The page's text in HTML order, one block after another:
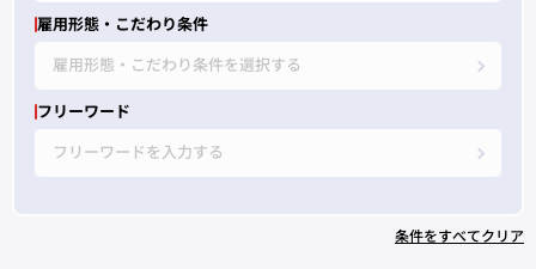
雇用形態・こだわり条件
雇用形態・こだわり条件を選択する
フリーワード
フリーワードを入力する
条件をすべてクリア